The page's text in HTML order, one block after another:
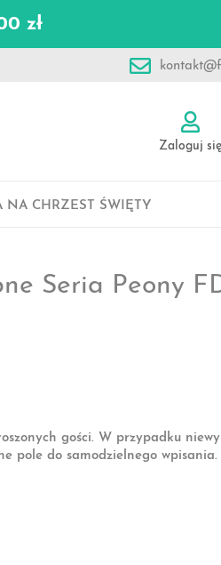
zł
Zaloguj się
NA CHRZEST ŚWIĘTY
Seria Peony
gości. W przypadku
pole do samodzielnego wpisania.